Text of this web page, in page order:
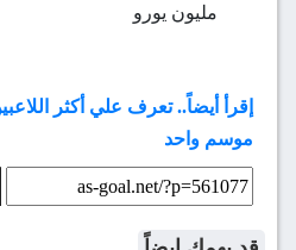
مليون يورو
إقرأ أيضاً.. تعرف علي أكثر
موسم واحد